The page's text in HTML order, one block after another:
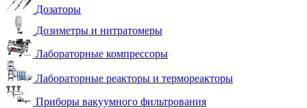
Дозаторы
Дозиметры и нитратомеры
Лабораторные компрессоры
Лабораторные реакторы и термореакторы
Приборы вакуумного фильтрования